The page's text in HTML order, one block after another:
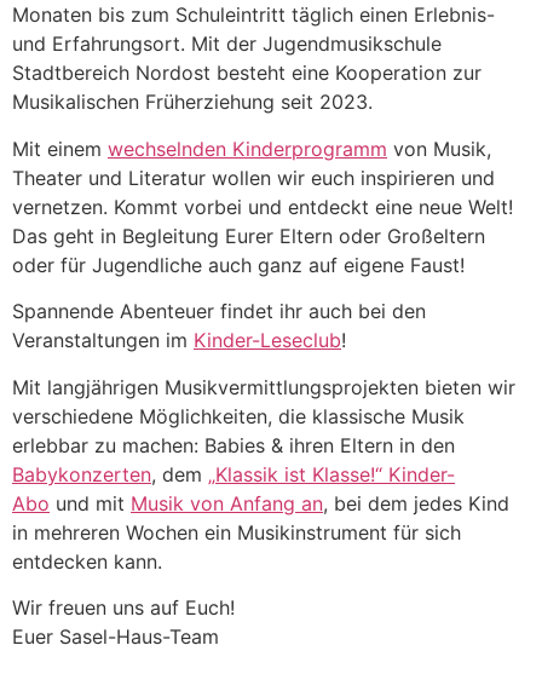
Monaten bis zum Schuleintritt täglich einen Erlebnis-
und Erfahrungsort. Mit der Jugendmusikschule
Stadtbereich Nordost besteht eine Kooperation zur
Musikalischen Früherziehung seit 2023.
Mit einem wechselnden Kinderprogramm von Musik,
Theater und Literatur wollen wir euch inspirieren und
vernetzen. Kommt vorbei und entdeckt eine neue Welt!
Das geht in Begleitung Eurer Eltern oder Großeltern
oder für Jugendliche auch ganz auf eigene Faust!
Spannende Abenteuer findet ihr auch bei den
Veranstaltungen im Kinder-Leseclub!
Mit langjährigen Musikvermittlungsprojekten bieten wir
verschiedene Möglichkeiten, die klassische Musik
erlebbar zu machen: Babies & ihren Eltern in den
Babykonzerten, dem „Klassik ist Klasse!“ Kinder-
Abo und mit Musik von Anfang an, bei dem jedes Kind
in mehreren Wochen ein Musikinstrument für sich
entdecken kann.
Wir freuen uns auf Euch!
Euer Sasel-Haus-Team